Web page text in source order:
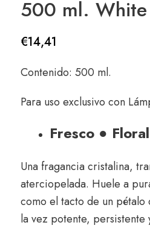
500 ml.
€14,41
Contenido: 500 ml.
Para uso exclusivo con
Fresco ● Floral
Una fragancia cristalina,
aterciopelada. Huele a
como el tacto de un pétalo
la vez potente, persistente